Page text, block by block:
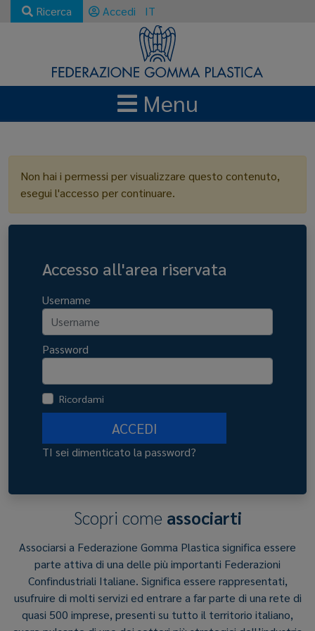
Ricerca Accedi IT
Menu
Non hai i permessi per visualizzare questo contenuto,
esegui l'accesso per continuare.
Accesso all'area riservata
Username
Password
Ricordami
ACCEDI
TI sei dimenticato la password?
Scopri come associarti
Associarsi a Federazione Gomma Plastica significa essere
parte attiva di una delle più importanti Federazioni
Confindustriali Italiane. Significa essere rappresentati,
usufruire di molti servizi ed entrare a far parte di una rete di
quasi 500 imprese, presenti su tutto il territorio italiano,